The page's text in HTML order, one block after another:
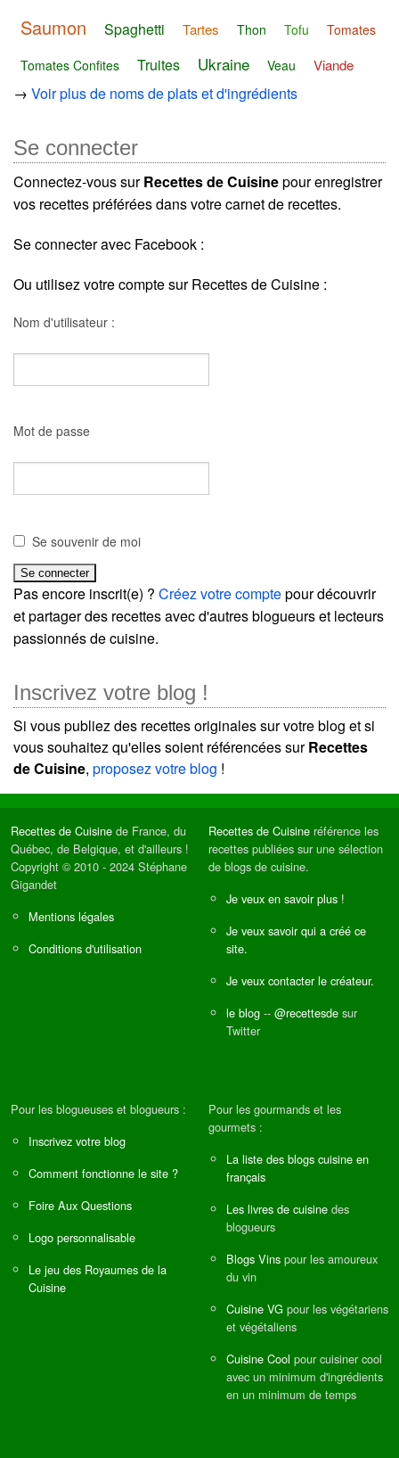
Saumon Spaghetti Tartes Thon Tofu
Tomates
Tomates Confites
Truites Ukraine Veau Viande
→ Voir plus de noms de plats et d'ingrédients
Se connecter
Connectez-vous surRecettes de Cuisinepour enregistrer
vos recettes préférées dans votre carnet de recettes.
Se connecter avec Facebook :
Ou utilisez votre compte sur Recettes de Cuisine :
Nom d'utilisateur :
Mot de passe
Se souvenir de moi
Pas encore inscrit(e) ? Créez votre comptepour découvrir
et partager des recettes avec d'autres blogueurs et lecteurs
passionnés de cuisine.
Inscrivez votre blog !
Si vous publiez des recettes originales sur votre blog et si
vous souhaitez qu'elles soient référencées surRecettes
de Cuisine, proposez votre blog !
Recettes de Cuisine de France, du
Québec, de Belgique, et d'ailleurs !
Copyright © 2010 - 2024 Stéphane
Gigandet
Mentions légales
Conditions d'utilisation
Recettes de Cuisine référence les
recettes publiées sur une sélection
de blogs de cuisine.
Je veux en savoir plus !
Je veux savoir qui a créé ce
site.
Je veux contacter le créateur.
le blog -- @recettesde sur
Twitter
Pour les blogueuses et blogueurs :
Inscrivez votre blog
Comment fonctionne le site ?
Foire Aux Questions
Logo personnalisable
Le jeu des Royaumes de la
Cuisine
Pour les gourmands et les
gourmets :
La liste des blogs cuisine en
français
Les livres de cuisine des
blogueurs
Blogs Vins pour les amoureux
du vin
Cuisine VG pour les végétariens
et végétaliens
Cuisine Cool pour cuisiner cool
avec un minimum d'ingrédients
en un minimum de temps